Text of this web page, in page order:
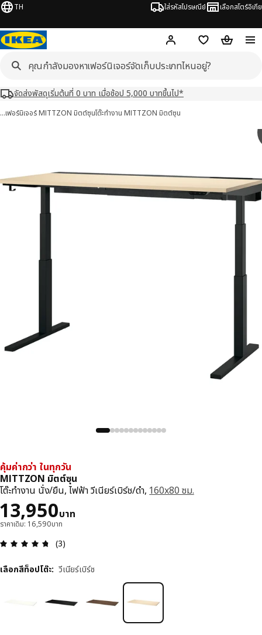
TH ใส่รหัสไปรษณีย์ เลือกสโตร์อิเกีย
Hej! เข้าสู่ระบบ หรือ ลงทะเ
ช้อปปิ้งลิสต์ตะกร้าสินค้
จัดส่งพัสดุเริ่มต้นที่ 0 บาท เมื่อช้อป 5,000 บาทขึ้นไป*
…เฟอร์นิเจอร์ MITTZON มิตต์ซุนโต๊ะทำงาน MITTZON มิตต์ซุน
คุ้มค่ากว่า ในทุกวัน
MITTZON มิตต์ซุน
โต๊ะทำงาน นั่ง/ยืน, ไฟฟ้า วีเนียร์เบิร์ช/ดำ, 160x80 ซม.
13,950บาท
ราคา 13950บาท
ราคาเดิม: 16,590บาท
ความคิดเห็น: 4.7 จาก 5 ดาว รีวิวทั้งหมด: 3
(3)
เลือกสีท็อปโต๊ะ: วีเนียร์เบิร์ช